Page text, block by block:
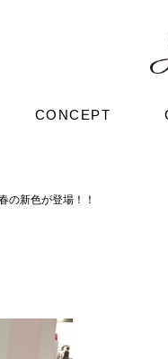
CONCEPT
の新色が登場！！